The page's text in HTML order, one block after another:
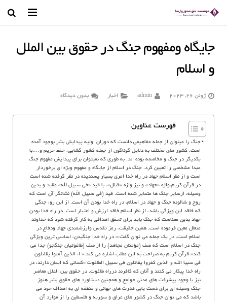
مجله حقوقی
کتب و مقالات
قوانین حقوقی
تماس با ما
جایگاه ومفهوم جنگ در حقوق بین الملل
و اسلام
ژوئن 26, 2023 admin اخبار بدون دیدگاه
فهرست عناوین
جنگ را میتوان از جمله مفاهیمی دانست که دوران اولیه پیدایش بشر بوجود آمده
است. کشور های مختلف به دلایل گوناگون از جمله کشور گشایی، حفظ حریم و….با
یکدیگر در جنگ و مخاصمه بوده اند. به طوری که نمیتوان برای پیدایش مفهوم جنگ
مبدا مشخصی را تعیین کرد. جنگ در اسلام از جایگاه و مفهوم ویژه ای برخوردار
است و از نظر اسلام جهاد در راه خدا امری بسیار پسندیده در نظر گرفته شده است
در قرآن کریم،واژه «جهاد» و نیز واژه «قتال»، با قید «فی سبیل لله» مقید و بدین
وسیله، ازسایر جنگ ها متمایز شده است. قید (فى سبیل اللّه) نشانگر آن است که
روح و شالوده جنگ و جهاد در اسلام، در راه خدا بودن آن است. از این رو، جنگى
که فاقد این ویژگى باشد، از نظر اسلام فاقد ارزش و اعتبار است. در راه خدا بودن
جهاد بدین معناست که جنگ باید براى تحقق اهدافى به کار گرفته شود که خداوند
متعال معین فرموده است. همین حقیقت، رمز تقدس وارزشمندى جهاد ودفاع در
اسلام است. در یک جمله مى توان گفت:« در راه خدا جنگیدن، اساسى ترین ویژگى
جنگ در اسلام است که صف (مؤمنان مجاهد) را از صف (طاغوتیان جنگجو) جدا مى
کند» قرآن کریم به صراحت به این مطلب اشاره مى کند:« اء الذین آمنوا یقاتلون
فی سبیا الله و الذین کفروا یقاتلون فى سبیل الطاغوت »کسانی که ایمان دارند، در
راه خدا پیکار مى کنند و آنان که کافرند درراه طاغوت. در حقوق بین الملل معاصر
نیز با وجود پیشرفت های مدنی جوامع و همچنین دستاورد های حقوق بشر هنوز
جنگ وسیله ای برای دست یابی قدرت های جهانی و منطقه ای به اهداف خود می
باشد که می توان جنگ در کشور های عراق و سوریه و فلسطین را از موارد آن